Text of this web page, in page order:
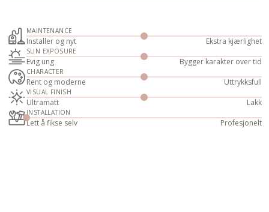
MAINTENANCE
Installer og nyt Ekstra kjærlighet
SUN EXPOSURE
Evig ung Bygger karakter over tid
CHARACTER
Rent og moderne Uttrykksfull
VISUAL FINISH
Ultramatt Lakk
INSTALLATION
Lett å fikse selv Profesjonelt